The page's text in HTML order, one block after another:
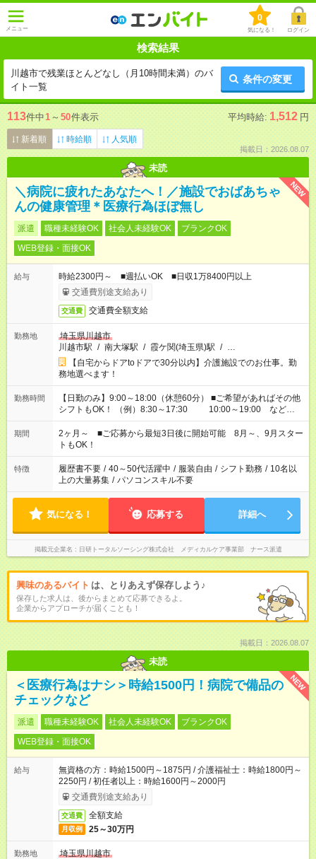
メニュー
0
気になる！ ログイン
検索結果
川越市で残業ほとんどなし（月10時間未満）のバ
イト一覧
条件の変更
113件中1 ～ 50件表示 平均時給: 1,512 円
新着順 時給順 人気順
掲載日：2026.08.07
未読
NEW
＼病院に疲れたあなたへ！／施設でおばあちゃ
んの健康管理＊医療行為ほぼ無し
派遣 職種未経験OK 社会人未経験OK
ブランクOK
WEB登録・面接OK
給与
時給2300円～ ■週払いOK ■日収1万8400円以上
交通費別途支給あり
交通費 交通費全額支給
勤務地
埼玉県川越市
川越市駅 / 南大塚駅 / 霞ケ関(埼玉県)駅 / …
【自宅からドアtoドアで30分以内】介護施設でのお仕事。勤
務地選べます！
勤務時間
【日勤のみ】9:00～18:00（休憩60分） ■ご希望があればその他
シフトもOK！ （例）8:30～17:30 10:00～19:00 など
「家族とお休みを合わせたい」 「できれば残業はしたくない」
など、あなたのご希望に沿ったお仕事をご紹介します！ ※Wワ
ーク希望の方へ 今ご覧のお仕事で希望する勤務時間と、もう1つ
のお仕事の勤務時間。 合計で週40時間を超える場合は応募でき
ません
期間
2ヶ月～ ■ご応募から最短3日後に開始可能 8月～、9月スター
トもOK！
特徴 履歴書不要 / 40～50代活躍中 / 服装自由 / シフト勤務 / 10名以
上の大量募集 / パソコンスキル不要
気になる！ 応募する 詳細へ
掲載元企業名 日研トータルソーシング株式会社 メディカルケア事業部 ナース派遣
興味のあるバイト は、とりあえず保存しよう♪
保存した求人は、後からまとめて応募できるよ。
企業からアプローチが届くことも！
掲載日：2026.08.07
未読
NEW
＜医療行為はナシ＞時給1500円！病院で備品の
チェックなど
派遣 職種未経験OK 社会人未経験OK
ブランクOK
WEB登録・面接OK
給与
無資格の方：時給1500円～1875円 / 介護福祉士：時給1800円～
2250円 / 初任者以上：時給1600円～2000円
交通費別途支給あり
交通費 全額支給
月収例 25～30万円
勤務地
埼玉県川越市